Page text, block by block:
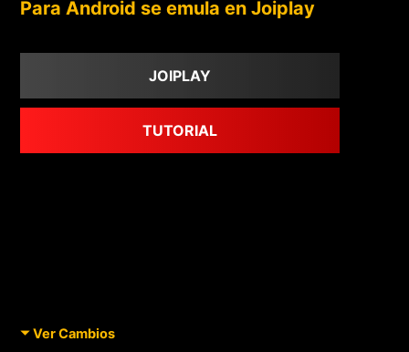
Para Android se emula en Joiplay
JOIPLAY
TUTORIAL
Ver Cambios